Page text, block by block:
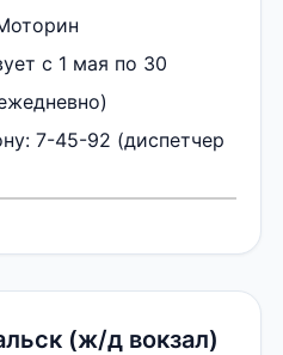
с 1 мая по 30
7-45-92 (диспетчер
(ж/д вокзал)